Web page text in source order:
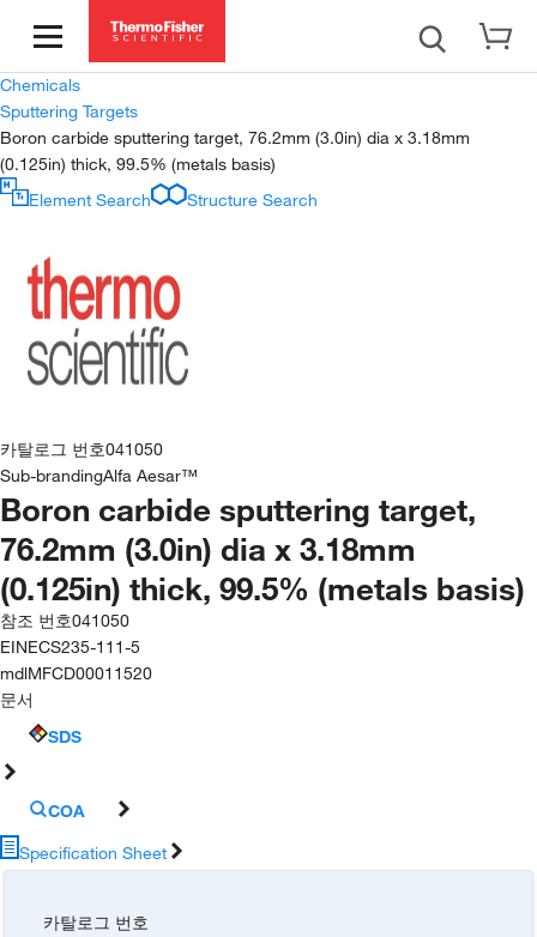
Chemicals
Sputtering Targets
Boron carbide sputtering target, 76.2mm (3.0in) dia x 3.18mm
(0.125in) thick, 99.5% (metals basis)
Element Search
Structure Search
카탈로그 번호041050
Sub-brandingAlfa Aesar™
Boron carbide sputtering target,
76.2mm (3.0in) dia x 3.18mm
(0.125in) thick, 99.5% (metals basis)
참조 번호041050
EINECS235-111-5
mdlMFCD00011520
문서
SDS
COA
Specification Sheet
카탈로그 번호